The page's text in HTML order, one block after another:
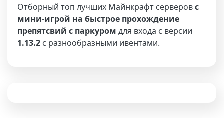
Отборный топ лучших Майнкрафт серверовс
мини-игрой на быстрое прохождение
препятсвий с паркуром для входа с версии
1.13.2 с разнообразными ивентами.